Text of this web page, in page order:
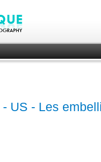
US - Les